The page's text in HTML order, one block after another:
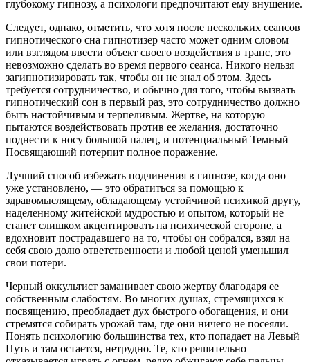
глубокому гипнозу, а психологи предпочитают ему внушение.
Следует, однако, отметить, что хотя после нескольких сеансов
гипнотического сна гипнотизер часто может одним словом
или взглядом ввести объект своего воздействия в транс, это
невозможно сделать во время первого сеанса. Никого нельзя
загипнотизировать так, чтобы он не знал об этом. Здесь
требуется сотрудничество, и обычно для того, чтобы вызвать
гипнотический сон в первый раз, это сотрудничество должно
быть настойчивым и терпеливым. Жертве, на которую
пытаются воздействовать против ее желания, достаточно
поднести к носу большой палец, и потенциальный Темный
Посвящающий потерпит полное поражение.
Лучший способ избежать подчинения в гипнозе, когда оно
уже установлено, — это обратиться за помощью к
здравомыслящему, обладающему устойчивой психикой другу,
наделенному житейской мудростью и опытом, который не
станет слишком акцентировать на психической стороне, а
вдохновит пострадавшего на то, чтобы он собрался, взял на
себя свою долю ответственности и любой ценой уменьшил
свои потери.
Черный оккультист заманивает свою жертву благодаря ее
собственным слабостям. Во многих душах, стремящихся к
посвящению, преобладает дух быстрого обогащения, и они
стремятся собирать урожай там, где они ничего не посеяли.
Понять психологию большинства тех, кто попадает на Левый
Путь и там остается, нетрудно. Те, кто решительно